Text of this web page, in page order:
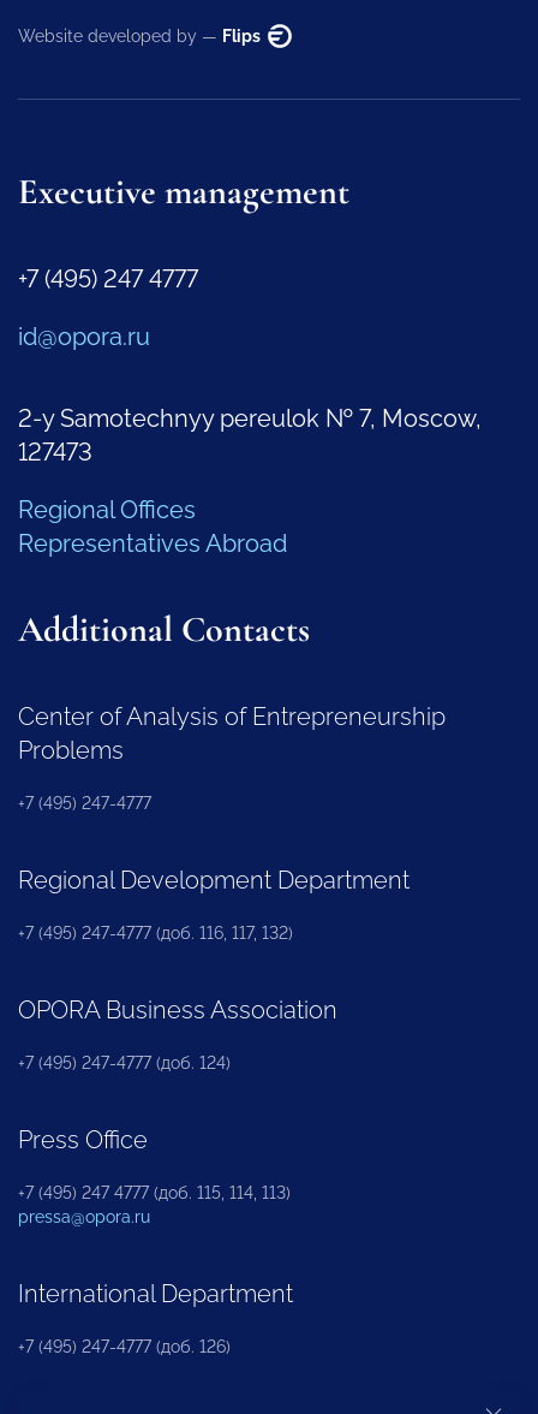
Website developed by — Flips
Executive management
+7 (495) 247 4777
id@opora.ru
2-y Samotechnyy pereulok № 7, Moscow,
127473
Regional Offices
Representatives Abroad
Additional Contacts
Center of Analysis of Entrepreneurship
Problems
+7 (495) 247-4777
Regional Development Department
+7 (495) 247-4777 (доб. 116, 117, 132)
OPORA Business Association
+7 (495) 247-4777 (доб. 124)
Press Office
+7 (495) 247 4777 (доб. 115, 114, 113)
pressa@opora.ru
International Department
+7 (495) 247-4777 (доб. 126)